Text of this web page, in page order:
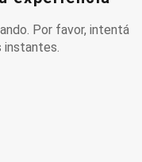
Por favor, intentá
instantes.